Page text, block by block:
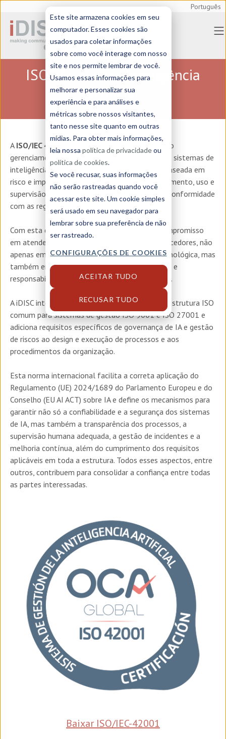
Este site armazena cookies em seu
computador. Esses cookies são
usados para coletar informações
sobre como você interage com nosso
site e nos permite lembrar de você.
Usamos essas informações para
melhorar e personalizar sua
experiência e para análises e
métricas sobre nossos visitantes,
tanto nesse site quanto em outras
mídias. Para obter mais informações,
leia nossa política de privacidadeou
política de cookies.
Se você recusar, suas informações
não serão rastreadas quando você
acessar este site. Um cookie simples
será usado em seu navegador para
lembrar sobre sua preferência de não
ser rastreado.
CONFIGURAÇÕES DE COOKIES
ACEITAR TUDO
RECUSAR TUDO
Português
ISO/IEC-42001 Inteligência
artificial
A ISO/IEC 42001
estabelece os requisitos para o
gerenciamento responsável do ciclo de vida dos sistemas de
inteligência artificial, usando uma abordagem baseada em
risco e impacto que garante que seu desenvolvimento, uso e
supervisão sejam seguros, transparentes e em conformidade
com as regulamentações atuais.
Com esta certificação, a iDISC confirma seu compromisso
em atender às expectativas de clientes e fornecedores, não
apenas em termos de qualidade e inovação tecnológica, mas
também em termos de confiança, transparência e
responsabilidade no uso da inteligência artificial.
A iDISC integra a certificação ISO/IEC 42001 à estrutura ISO
comum para sistemas de gestão ISO 9001 e ISO 27001 e
adiciona requisitos específicos de governança de IA e gestão
de riscos ao design e execução de processos e aos
procedimentos da organização.
Esta norma internacional facilita a correta aplicação do
Regulamento (UE) 2024/1689 do Parlamento Europeu e do
Conselho (EU AI ACT) sobre IA e define os mecanismos para
garantir não só a confiabilidade e a segurança dos sistemas
de IA, mas também a transparência dos processos, a
supervisão humana adequada, a gestão de incidentes e a
melhoria contínua, além do cumprimento dos requisitos
aplicáveis em toda a estrutura. Todos esses aspectos, entre
outros, contribuem para consolidar a confiança entre todas
as partes interessadas.
Baixar ISO/IEC-42001